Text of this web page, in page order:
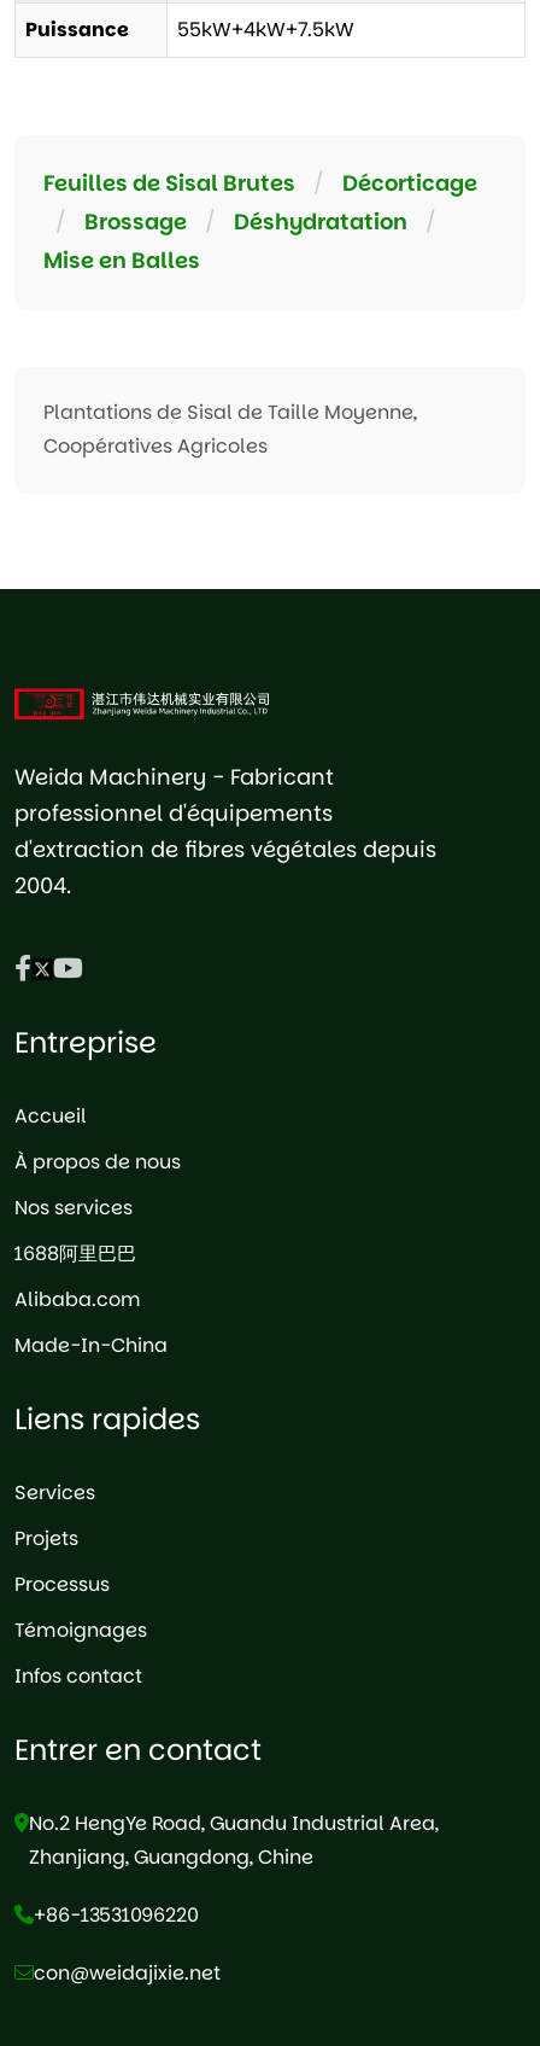
Puissance 55kW+4kW+7.5kW
Feuilles de Sisal Brutes /
Décorticage
/
Brossage / Déshydratation
/
Mise en Balles
Plantations de Sisal de Taille Moyenne,
Coopératives Agricoles
Weida Machinery - Fabricant
professionnel d'équipements
d'extraction de fibres végétales depuis
2004.
Entreprise
Accueil
À propos de nous
Nos services
1688阿里巴巴
Alibaba.com
Made-In-China
Liens rapides
Services
Projets
Processus
Témoignages
Infos contact
Entrer en contact
No.2 HengYe Road, Guandu Industrial Area,
Zhanjiang, Guangdong, Chine
+86-13531096220
con@weidajixie.net